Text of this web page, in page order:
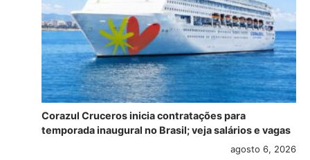
Corazul Cruceros inicia contratações para
temporada inaugural no Brasil; veja salários e vagas
agosto 6, 2026